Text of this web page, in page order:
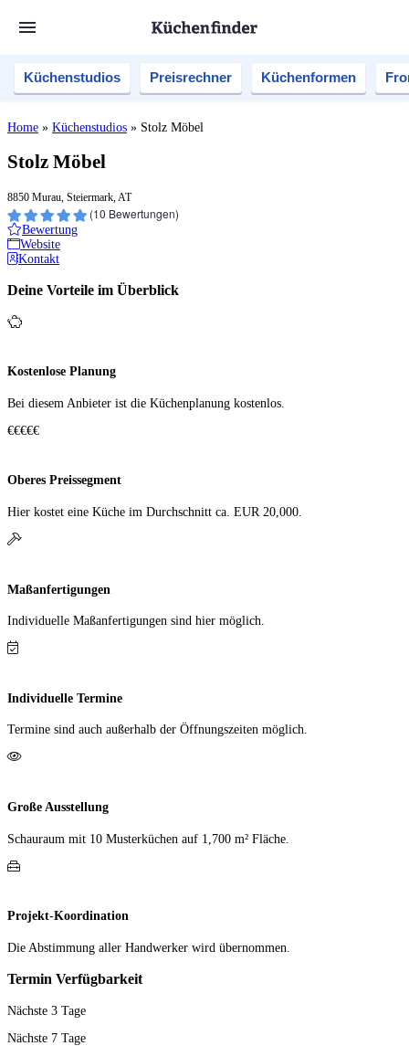
Küchenstudios Preisrechner Küchenformen
Home » Küchenstudios » Stolz Möbel
Stolz Möbel
8850 Murau, Steiermark, AT
(10 Bewertungen)
Bewertung
Website
Kontakt
Deine Vorteile im Überblick
Kostenlose Planung
Bei diesem Anbieter ist die Küchen­planung kostenlos.
€€€€€
Oberes Preissegment
Hier kostet eine Küche im Durch­schnitt ca. EUR 20,000.
Maßanfertigungen
Individuelle Maß­anfer­tigungen sind hier möglich.
Individuelle Termine
Termine sind auch außerhalb der Öffnungs­zeiten möglich.
Große Ausstellung
Schauraum mit 10 Muster­küchen auf 1,700 m² Fläche.
Projekt-Koordination
Die Abstimmung aller Hand­werker wird übernommen.
Termin Verfügbarkeit
Nächste 3 Tage
Nächste 7 Tage